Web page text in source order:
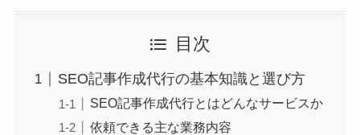
目次
SEO記事作成代行の基本知識と選び方
SEO記事作成代行とはどんなサービスか
依頼できる主な業務内容